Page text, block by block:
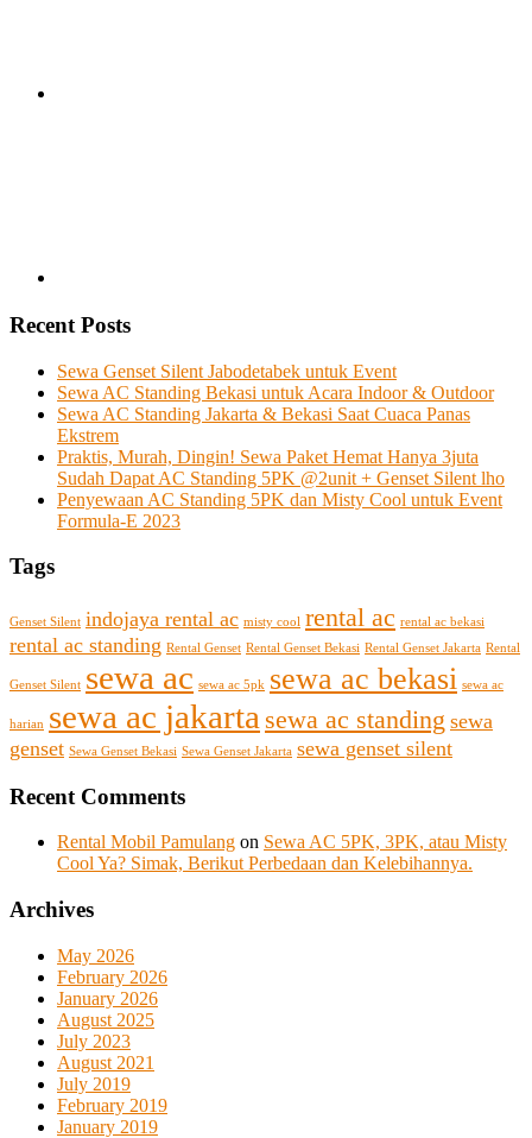
Recent Posts
Sewa Genset Silent Jabodetabek untuk Event
Sewa AC Standing Bekasi untuk Acara Indoor & Outdoor
Sewa AC Standing Jakarta & Bekasi Saat Cuaca Panas
Ekstrem
Praktis, Murah, Dingin! Sewa Paket Hemat Hanya 3juta
Sudah Dapat AC Standing 5PK @2unit + Genset Silent lho
Penyewaan AC Standing 5PK dan Misty Cool untuk Event
Formula-E 2023
Tags
Genset Silent indojaya rental ac misty cool rental ac rental ac bekasi
rental ac standing Rental Genset Rental Genset Bekasi Rental Genset Jakarta Rental
Genset Silent sewa ac sewa ac 5pk sewa ac bekasi sewa ac
harian sewa ac jakarta sewa ac standing sewa
genset Sewa Genset Bekasi Sewa Genset Jakarta sewa genset silent
Recent Comments
Rental Mobil Pamulang on Sewa AC 5PK, 3PK, atau Misty
Cool Ya? Simak, Berikut Perbedaan dan Kelebihannya.
Archives
May 2026
February 2026
January 2026
August 2025
July 2023
August 2021
July 2019
February 2019
January 2019